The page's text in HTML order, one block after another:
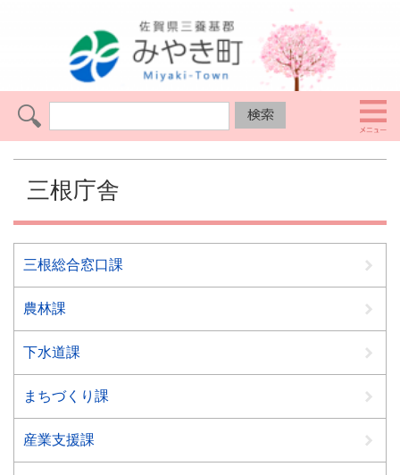
三根庁舎
三根総合窓口課
農林課
下水道課
まちづくり課
産業支援課